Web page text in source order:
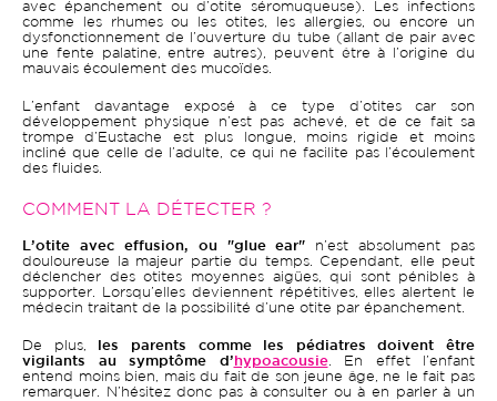
avec épanchement ou d’otite séromuqueuse). Les infections
comme les rhumes ou les otites, les allergies, ou encore un
dysfonctionnement de l’ouverture du tube (allant de pair avec
une fente palatine, entre autres), peuvent être à l’origine du
mauvais écoulement des mucoïdes.
L’enfant davantage exposé à ce type d’otites car son
développement physique n’est pas achevé, et de ce fait sa
trompe d’Eustache est plus longue, moins rigide et moins
incliné que celle de l’adulte, ce qui ne facilite pas l’écoulement
des fluides.
COMMENT LA DÉTECTER ?
L’otite avec effusion, ou "glue ear"
n’est absolument pas
douloureuse la majeur partie du temps. Cependant, elle peut
déclencher des otites moyennes aigües, qui sont pénibles à
supporter. Lorsqu’elles deviennent répétitives, elles alertent le
médecin traitant de la possibilité d’une otite par épanchement.
De plus,
les parents comme les pédiatres doivent être
vigilants au symptôme d’ hypoacousie. En effet l’enfant
entend moins bien, mais du fait de son jeune âge, ne le fait pas
remarquer. N’hésitez donc pas à consulter ou à en parler à un